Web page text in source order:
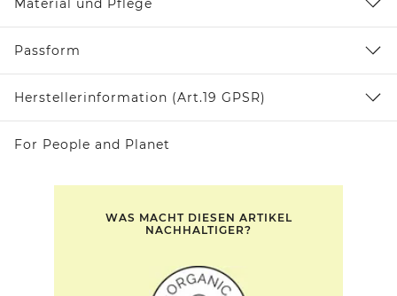
Passform
Herstellerinformation (Art.19 GPSR)
For People and Planet
WAS MACHT DIESEN ARTIKEL
NACHHALTIGER?